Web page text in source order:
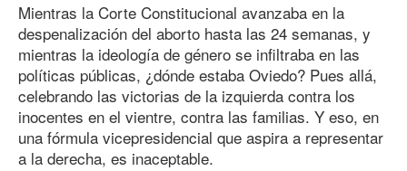
Mientras la Corte Constitucional avanzaba en la
despenalización del aborto hasta las 24 semanas, y
mientras la ideología de género se infiltraba en las
políticas públicas, ¿dónde estaba Oviedo? Pues allá,
celebrando las victorias de la izquierda contra los
inocentes en el vientre, contra las familias. Y eso, en
una fórmula vicepresidencial que aspira a representar
a la derecha, es inaceptable.